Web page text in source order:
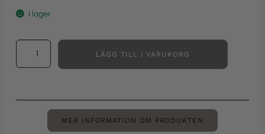
I lager
LÄGG TILL I VARUKORG
MER INFORMATION OM PRODUKTEN